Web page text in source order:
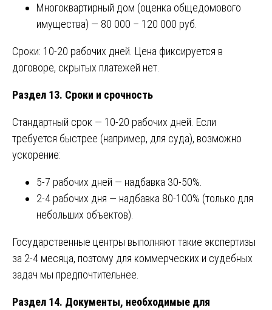
Многоквартирный дом (оценка общедомового
имущества) — 80 000 – 120 000 руб.
Сроки: 10-20 рабочих дней. Цена фиксируется в
договоре, скрытых платежей нет.
Раздел 13. Сроки и срочность
Стандартный срок — 10-20 рабочих дней. Если
требуется быстрее (например, для суда), возможно
ускорение:
5-7 рабочих дней — надбавка 30-50%.
2-4 рабочих дня — надбавка 80-100% (только для
небольших объектов).
Государственные центры выполняют такие экспертизы
за 2-4 месяца, поэтому для коммерческих и судебных
задач мы предпочтительнее.
Раздел 14. Документы, необходимые для